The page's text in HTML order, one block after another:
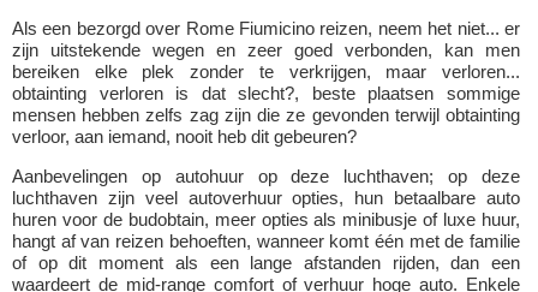
Als een bezorgd over Rome Fiumicino reizen, neem het niet... er
zijn uitstekende wegen en zeer goed verbonden, kan men
bereiken elke plek zonder te verkrijgen, maar verloren...
obtainting verloren is dat slecht?, beste plaatsen sommige
mensen hebben zelfs zag zijn die ze gevonden terwijl obtainting
verloor, aan iemand, nooit heb dit gebeuren?
Aanbevelingen op autohuur op deze luchthaven; op deze
luchthaven zijn veel autoverhuur opties, hun betaalbare auto
huren voor de budobtain, meer opties als minibusje of luxe huur,
hangt af van reizen behoeften, wanneer komt één met de familie
of op dit moment als een lange afstanden rijden, dan een
waardeert de mid-range comfort of verhuur hoge auto. Enkele